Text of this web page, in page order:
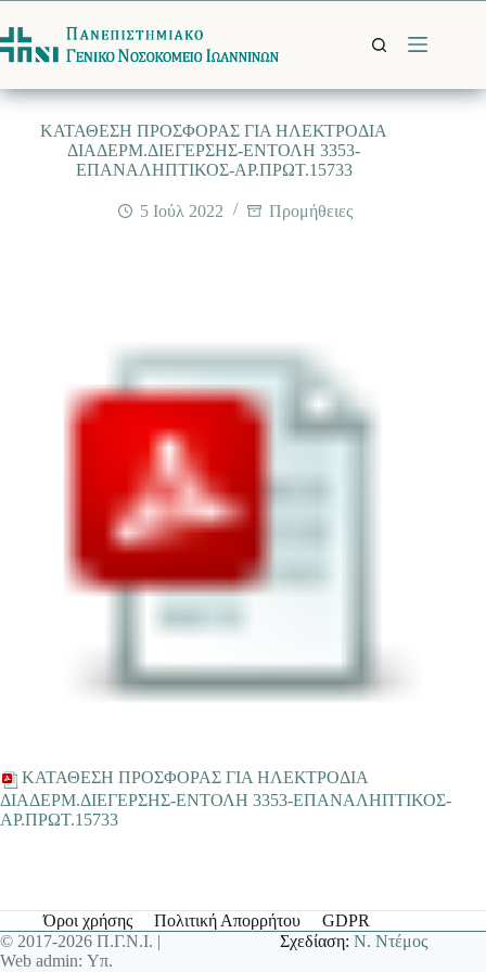
στο
περιεχόμενο
ΚΑΤΑΘΕΣΗ ΠΡΟΣΦΟΡΑΣ ΓΙΑ ΗΛΕΚΤΡΟΔΙΑ
ΔΙΑΔΕΡΜ.ΔΙΕΓΕΡΣΗΣ-ΕΝΤΟΛΗ 3353-
ΕΠΑΝΑΛΗΠΤΙΚΟΣ-ΑΡ.ΠΡΩΤ.15733
5 Ιούλ 2022 Προμήθειες
ΚΑΤΑΘΕΣΗ ΠΡΟΣΦΟΡΑΣ ΓΙΑ ΗΛΕΚΤΡΟΔΙΑ
ΔΙΑΔΕΡΜ.ΔΙΕΓΕΡΣΗΣ-ΕΝΤΟΛΗ 3353-ΕΠΑΝΑΛΗΠΤΙΚΟΣ-
ΑΡ.ΠΡΩΤ.15733
Όροι χρήσης Πολιτική Απορρήτου
GDPR
© 2017-2026 Π.Γ.Ν.Ι. |
Web admin: Υπ.
Σχεδίαση:Ν. Ντέμος